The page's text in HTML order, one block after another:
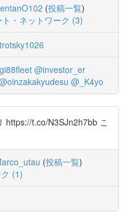
(投稿一覧)
ト・ネットワーク (3)
@investor_er
@_K4yo
https://t.co/N3SJn2h7bb こ
(投稿一覧)
(1)